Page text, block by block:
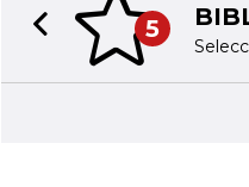
5
Previous slide